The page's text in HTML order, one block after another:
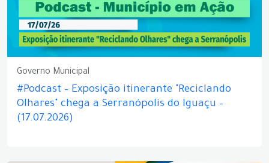
Governo Municipal
#Podcast – Exposição itinerante "Reciclando
Olhares" chega a Serranópolis do Iguaçu –
(17.07.2026)